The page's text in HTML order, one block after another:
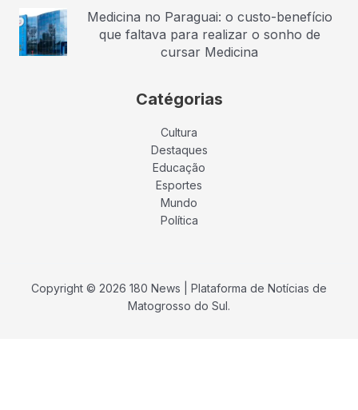
Medicina no Paraguai: o custo-benefício
que faltava para realizar o sonho de
cursar Medicina
Catégorias
Cultura
Destaques
Educação
Esportes
Mundo
Política
Copyright © 2026 180 News | Plataforma de Notícias de
Matogrosso do Sul.